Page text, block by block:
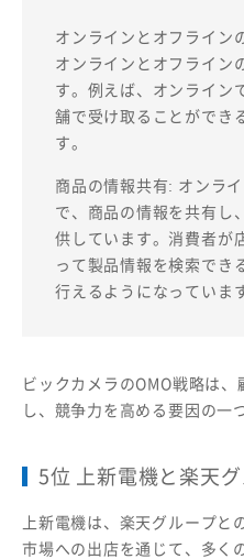
オンラインとオフライン
オンラインとオフライン
す。例えば、オンライン
舗で受け取ることができ
す。
商品の情報共有: オンラ
で、商品の情報を共有し
供しています。消費者が
って製品情報を検索でき
行えるようになっています
ビックカメラのOMO戦略は
し、競争力を高める要因の一
5位 上新電機と楽天
上新電機は、楽天グループと
市場への出店を通じて、多く